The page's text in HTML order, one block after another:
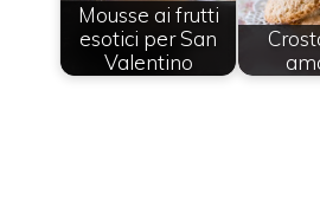
Mousse ai frutti
esotici per San
Valentino